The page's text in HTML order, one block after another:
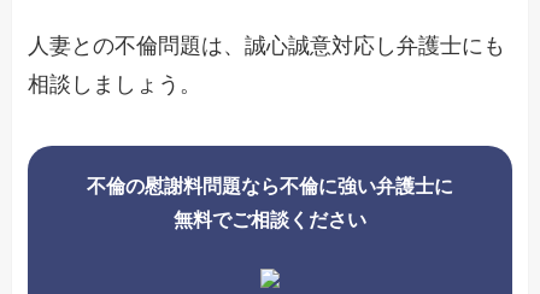
人妻との不倫問題は、誠心誠意対応し弁護士にも
相談しましょう。
不倫の慰謝料問題なら不倫に強い弁護士に
無料でご相談ください